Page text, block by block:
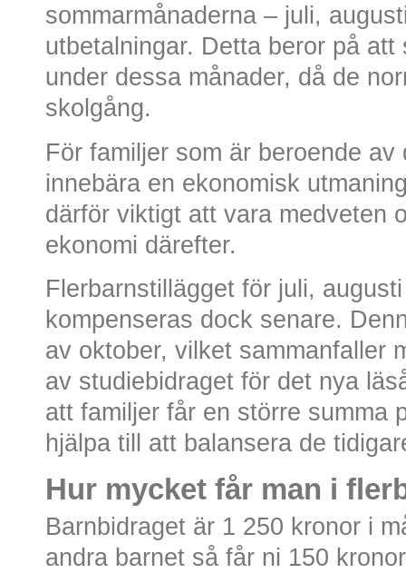
sommarmånaderna – juli,
utbetalningar. Detta beror på
under dessa månader, då de
skolgång.
För familjer som är beroende
innebära en ekonomisk
därför viktigt att vara medveten
ekonomi därefter.
Flerbarnstillägget för juli,
kompenseras dock senare.
av oktober, vilket sammanfaller
av studiebidraget för det nya
att familjer får en större summa
hjälpa till att balansera de
Hur mycket får man i
Barnbidraget är 1 250 kronor i
andra barnet så får ni 150